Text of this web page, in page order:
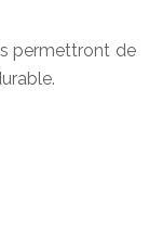
permettront de